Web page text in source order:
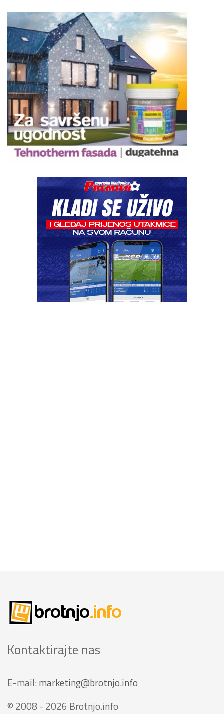
Kontaktirajte nas
E-mail: marketing@brotnjo.info
© 2008 - 2026 Brotnjo.info